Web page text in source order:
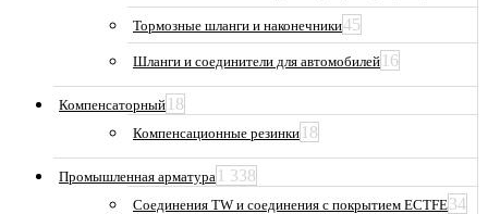
Тормозные шланги и наконечники45
Шланги и соединители для автомобилей 16
Компенсаторный 18
Компенсационные резинки 18
Промышленная арматура 1 338
Соединения TW и соединения с покрытием ECTFE34